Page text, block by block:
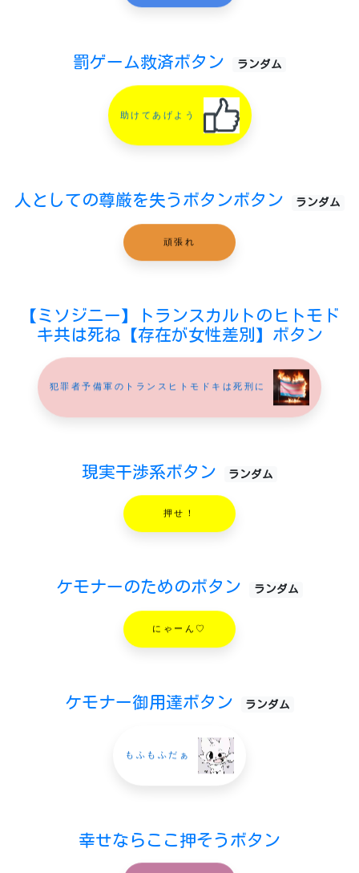
罰ゲーム救済ボタン ランダム
助けてあげよう
人としての尊厳を失うボタンボタン ランダム
頑張れ
【ミソジニー】トランスカルトのヒトモド
キ共は死ね【存在が女性差別】ボタン
犯罪者予備軍のトランスヒトモドキは死刑に
現実干渉系ボタン ランダム
押せ！
ケモナーのためのボタン ランダム
にゃーん♡
ケモナー御用達ボタン ランダム
もふもふだぁ
幸せならここ押そうボタン